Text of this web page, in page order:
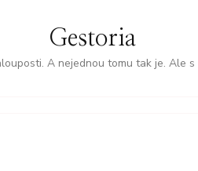
Gestoria
A nejednou tomu tak je.